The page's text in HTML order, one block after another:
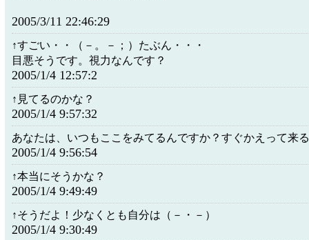
2005/3/11 22:46:29
↑すごい・・（－。－；）たぶん・・・
目悪そうです。視力なんです？
2005/1/4 12:57:2
↑見てるのかな？
2005/1/4 9:57:32
あなたは、いつもここをみてるんですか？すぐかえって来
2005/1/4 9:56:54
↑本当にそうかな？
2005/1/4 9:49:49
↑そうだよ！少なくとも自分は（－・－）
2005/1/4 9:30:49